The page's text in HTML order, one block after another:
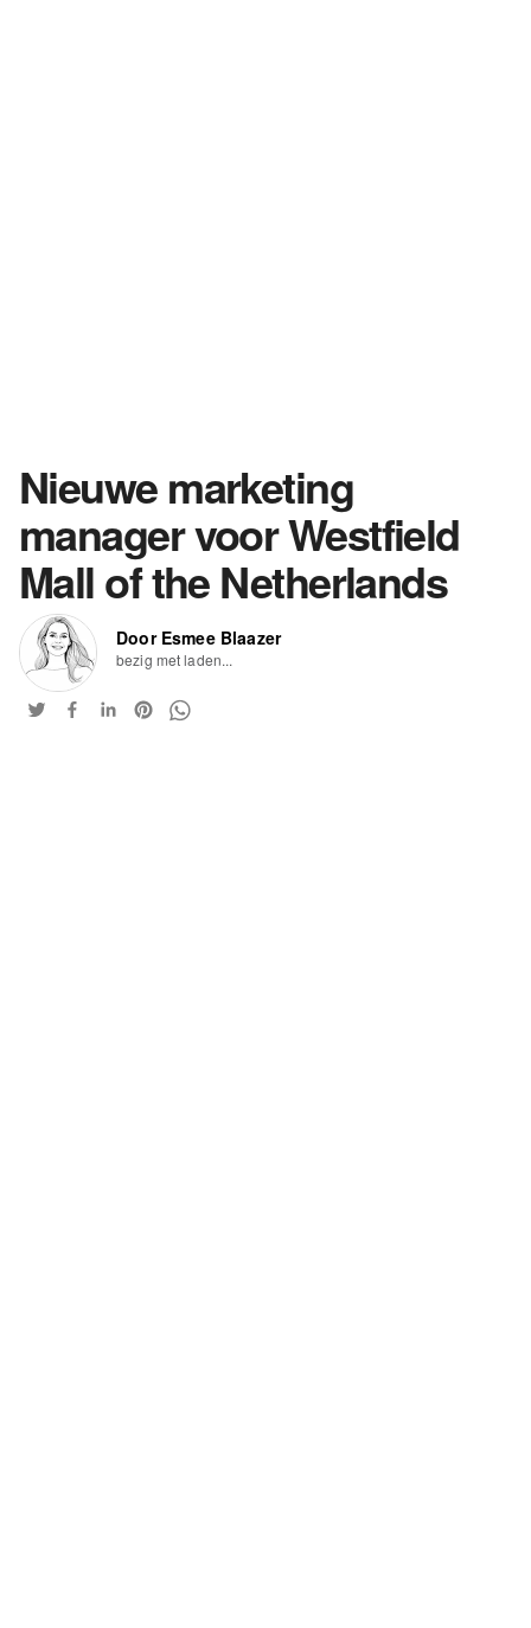
Nieuwe marketing
manager voor Westfield
Mall of the Netherlands
Door Esmee Blaazer
bezig met laden...